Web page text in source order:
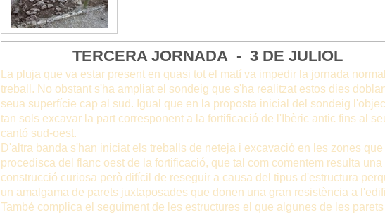
TERCERA JORNADA - 3 DE JULIOL
La pluja que va estar present en quasi tot el matí va impedir la jornada
treball. No obstant s'ha ampliat el sondeig que s'ha realitzat estos dies
seua superfície cap al sud. Igual que en la proposta inicial del sondeig
tan sols excavar la part corresponent a la fortificació de l'Ibèric antic fins al
cantó sud-oest.
D'altra banda s'han iniciat els treballs de neteja i excavació en les zones que
procedisca del flanc oest de la fortificació, que tal com comentem resulta una
construcció curiosa però difícil de reseguir a causa del tipus d'estructura
un amalgama de parets juxtaposades que donen una gran resistència a
També complica el seguiment de les estructures el que algunes de les parets